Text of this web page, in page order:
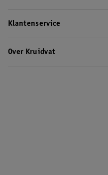
Klantenservice
Over Kruidvat